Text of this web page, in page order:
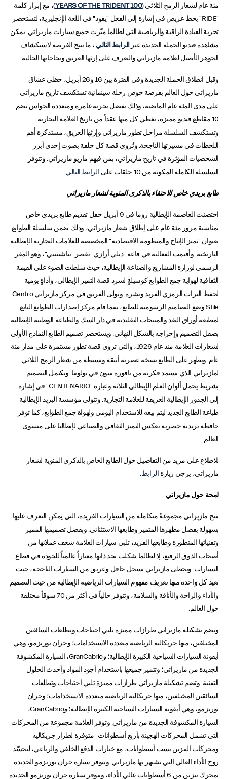
مئة عام لشعار الرمح الثلاثي (100 YEARS OF THE TRIDENT
)، مع إبراز كلمة
"RIDE" بخط عريض في إشارة إلى الفعل "يقود" في اللغة الإنجليزية، لتستحضر
تجربة القيادة الراقية والرياضية التي لطالما ميّزت جميع سيارات مازيراتي. يمكن
مشاهدة فيديو الحملة الجديدة عبر الرابط التالي ، ما يتيح الفرصة لاستكشاف
الجوهر الأصيل لعلامة مازيراتي والتعرف على إرثها العريق ونجاحاتها الحالية.
وقبل انطلاق الحملة الجديدة وفي الفترة بين 16 و26 أبريل، حظي عشاق
مازيراتي حول العالم بفرصة خوض رحلة سينمائية تستكشف تاريخ مازيراتي
على مدى المئة عام الماضية، وذلك بفضل تجربة غامرة ومتعددة الحواس تضم
10 مقاطع فيديو مميزة، يغطي كل منها عقداً من تاريخ العلامة التجارية.
وتستكشف السلسلة مراحل تطور مازيراتي وإرثها العريق، مستذكرة أهم
اللحظات في مسيرتها الناجحة. وتُروى قصة كل حلقة بصوت إحدى أبرز
الشخصيات المؤثرة في تاريخ مازيراتي، بمن فيهم ماريو مازيراتي. وتتوفر
السلسلة الكاملة المكونة من 10 حلقات على
الرابط التالي.
طابع بريدي خاص للاحتفاء بالذكرى المئوية لشعار مازيراتي
احتضنت العاصمة الإيطالية روما في 9 أبريل حفل تقديم طابع بريدي خاص
بمناسبة مرور مئة عام على إطلاق شعار مازيراتي، وذلك ضمن سلسلة الطوابع
بعنوان "تميز الإنتاج والمنظومة الاقتصادية" المخصصة للعلامات التجارية الإيطالية
التاريخية. وأقيمت الفعالية في قاعة "ديلي أرازي" بقصر "بياشنتيني"، وهو المقر
الرسمي لوزارة المشاريع والصناعة الإيطالية، حيث سلطت الضوء على القيمة
الثقافية لهواية جمع الطوابع كوسيلةٍ لسرد قصة التميز الإيطالي، وأداةٍ يومية
لحفظ التراث الرمزي الفريد ونشره. وتولى الفريق في مركز مازيراتي Centro
Stile وضع التصاميم الرسومية للطابع، بينما قام مركز إصدارات الطوابع التابع
لمطبعة أوراق النقد والمنتجات التقليدية في دار السك والطباعة الوطنية الإيطالية
بصقل التصميم وإخراجه بالشكل النهائي. ويستحضر تصميم الطابع النماذج الأولى
لشعارات العلامة منذ عام 1926، والتي تروي قصة تطور مستمرة على مدار مئة
عام. ويظهر على الطابع نسخة عصرية أنيقة وبسيطة من شعار الرمح الثلاثي
لمازيراتي الذي يستمد فكرته من نافورة نبتون في بولونيا. ويكتمل التصميم
بشريط يحمل ألوان العلم الإيطالي الثلاثة وعبارة "CENTENARIO" في إشارة
إلى الجذور الإيطالية العريقة للعلامة التجارية. وتتولى مؤسسة البريد الإيطالية
طباعة الطابع الجديد ليتم بيعه للاستخدام اليومي ولهواة جمع الطوابع، كما توفر
حافظة بريدية حصرية تعكس التميز الثقافي والصناعي لإيطاليا على مستوى
العالم.
للاطلاع على مزيد من التفاصيل حول الطابع الخاص بالذكرى المئوية لشعار
مازيراتي، يرجى زيارة الرابط.
لمحة حول مازيراتي
تنتج مازيراتي مجموعةً متكاملة من السيارات الفريدة، التي يمكن التعرف عليها
بسهولة بفضل مظهرها المتميز وطابعها الاستثنائي. وبفضل تصميمها المميز
وتقنياتها المتطورة وطابعها الفريد، تلبي سيارات العلامة شغف عملائها من
أصحاب الذوق الرفيع، إذ لطالما شكلت بحد ذاتها معياراً عالمياً للجودة في قطاع
السيارات. وتحظى مازيراتي بسجل حافل وعريق من السيارات الناجحة، حيث
تعيد كل واحدة منها تعريف مفهوم السيارات الرياضية الإيطالية من حيث التصميم
والأداء والراحة والأناقة والسلامة، وتتوفر حالياً في أكثر من 70 سوقاً مختلفة
حول العالم.
وتضم تشكيلة مازيراتي طرازات مميزة تلبي احتياجات وتطلعات السائقين
المختلفين، منها جريكاليه الرياضية متعددة الاستخدامات؛ وجران توريزمو، وهي
أيقونة السيارات السياحية الكبيرة الإيطالية؛و
GranCabrio، السيارة المكشوفة
الجديدة من مازيراتي؛ وتتميز جميعها باستخدام أجود المواد وأحدث الحلول
التقنية. وتضم تشكيلة مازيراتي طرازات مميزة تلبي احتياجات وتطلعات
السائقين المختلفين، منها جريكاليه الرياضية متعددة الاستخدامات؛ وجران
توريزمو، وهي أيقونة السيارات السياحية الكبيرة الإيطالية؛و
GranCabrio،
السيارة المكشوفة الجديدة من مازيراتي. وتوفر العلامة مجموعة من المحركات
التي تشمل المحركات الهجينة بأربع أسطوانات -متوفرة لطراز جريكاليه-
ومحركات البنزين بست أسطوانات، مع خيارات الدفع الخلفي والرباعي، لتجسّد
روح الأداء العالي التي تشتهر بها مازيراتي. وتتوفر سيارة جران توريزمو الجديدة
بمحرك بنزين من 6 أسطوانات عالي الأداء، وتتوفر سيارة جران توريزمو الجديدة